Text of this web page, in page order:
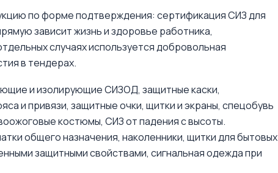
по форме подтверждения: сертификация СИЗ для
зависит жизнь и здоровье работника,
случаях используется добровольная
в тендерах.
и изолирующие СИЗОД, защитные каски,
и привязи, защитные очки, щитки и экраны, спецобувь
костюмы, СИЗ от падения с высоты.
общего назначения, наколенники, щитки для бытовых
защитными свойствами, сигнальная одежда при